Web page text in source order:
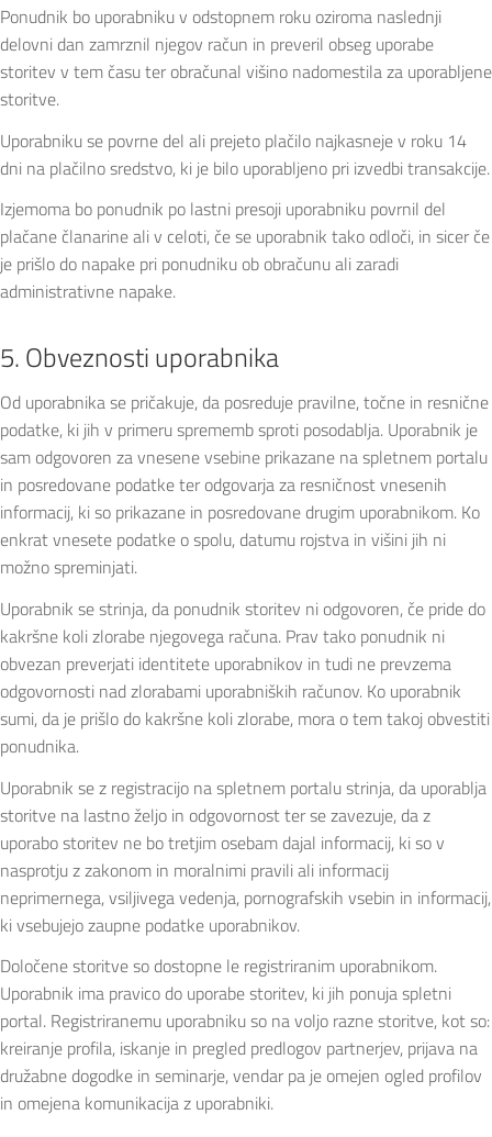
Ponudnik bo uporabniku v odstopnem roku oziroma naslednji
delovni dan zamrznil njegov račun in preveril obseg uporabe
storitev v tem času ter obračunal višino nadomestila za uporabljene
storitve.
Uporabniku se povrne del ali prejeto plačilo najkasneje v roku 14
dni na plačilno sredstvo, ki je bilo uporabljeno pri izvedbi transakcije.
Izjemoma bo ponudnik po lastni presoji uporabniku povrnil del
plačane članarine ali v celoti, če se uporabnik tako odloči, in sicer če
je prišlo do napake pri ponudniku ob obračunu ali zaradi
administrativne napake.
5. Obveznosti uporabnika
Od uporabnika se pričakuje, da posreduje pravilne, točne in resnične
podatke, ki jih v primeru sprememb sproti posodablja. Uporabnik je
sam odgovoren za vnesene vsebine prikazane na spletnem portalu
in posredovane podatke ter odgovarja za resničnost vnesenih
informacij, ki so prikazane in posredovane drugim uporabnikom. Ko
enkrat vnesete podatke o spolu, datumu rojstva in višini jih ni
možno spreminjati.
Uporabnik se strinja, da ponudnik storitev ni odgovoren, če pride do
kakršne koli zlorabe njegovega računa. Prav tako ponudnik ni
obvezan preverjati identitete uporabnikov in tudi ne prevzema
odgovornosti nad zlorabami uporabniških računov. Ko uporabnik
sumi, da je prišlo do kakršne koli zlorabe, mora o tem takoj obvestiti
ponudnika.
Uporabnik se z registracijo na spletnem portalu strinja, da uporablja
storitve na lastno željo in odgovornost ter se zavezuje, da z
uporabo storitev ne bo tretjim osebam dajal informacij, ki so v
nasprotju z zakonom in moralnimi pravili ali informacij
neprimernega, vsiljivega vedenja, pornografskih vsebin in informacij,
ki vsebujejo zaupne podatke uporabnikov.
Določene storitve so dostopne le registriranim uporabnikom.
Uporabnik ima pravico do uporabe storitev, ki jih ponuja spletni
portal. Registriranemu uporabniku so na voljo razne storitve, kot so:
kreiranje profila, iskanje in pregled predlogov partnerjev, prijava na
družabne dogodke in seminarje, vendar pa je omejen ogled profilov
in omejena komunikacija z uporabniki.